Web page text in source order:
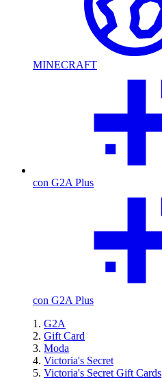
MINECRAFT
con G2A Plus
con G2A Plus
G2A
Gift Card
Moda
Victoria's Secret
Victoria's Secret Gift Cards